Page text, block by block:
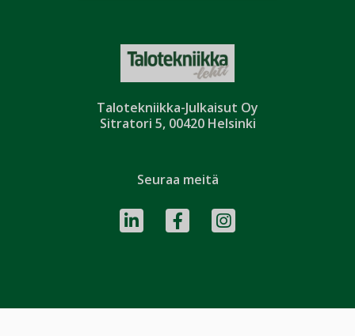
Talotekniikka-Julkaisut Oy
Sitratori 5, 00420 Helsinki
Seuraa meitä